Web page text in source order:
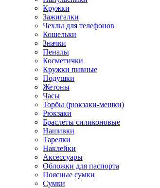
Кружки
Зажигалки
Чехлы для телефонов
Кошельки
Значки
Пеналы
Косметички
Кружки пивные
Подушки
Жетоны
Часы
Торбы (рюкзаки-мешки)
Рюкзаки
Браслеты силиконовые
Нашивки
Тарелки
Наклейки
Аксессуары
Обложки для паспорта
Поясные сумки
Сумки